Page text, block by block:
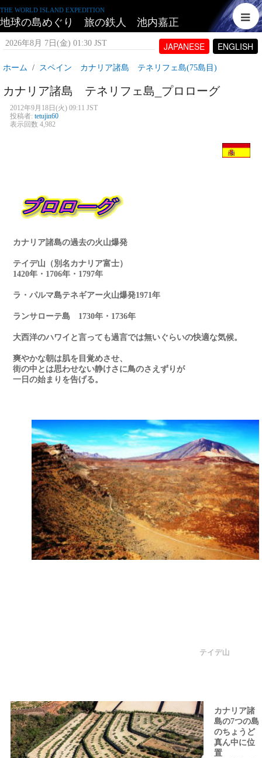
THE WORLD ISLAND EXPEDITION
地球の島めぐり 旅の鉄人 池内嘉正
JAPANESE ENGLISH
2026年8月 7日(金) 01:30 JST
ホーム スペイン カナリア諸島 テネリフェ島(75島目)
カナリア諸島 テネリフェ島_プロローグ
2012年9月18日(火) 09:11 JST
投稿者: tetujin60
表示回数 4,982
カナリア諸島の過去の火山爆発
テイデ山（別名カナリア富士）
1420年・1706年・1797年
ラ・パルマ島テネギアー火山爆発1971年
ランサローテ島 1730年・1736年
大西洋のハワイと言っても過言では無いぐらいの快適な気候。
爽やかな朝は肌を目覚めさせ、
街の中とは思わせない静けさに鳥のさえずりが
一日の始まりを告げる。
テイデ山
カナリア諸
島の7つの島
のちょうど
真ん中に位
置